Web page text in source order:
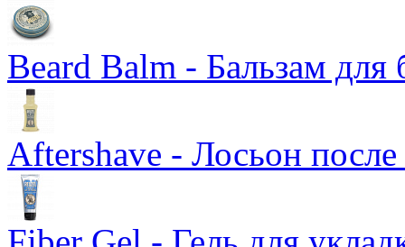
Beard Balm - Бальзам для
Aftershave - Лосьон после